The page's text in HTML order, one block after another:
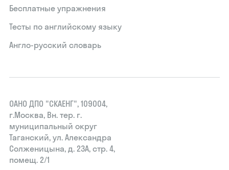
Бесплатные упражнения
Тесты по английскому языку
Англо-русский словарь
ОАНО ДПО "СКАЕНГ", 109004,
г.Москва, Вн. тер. г.
муниципальный округ
Таганский, ул. Александра
Солженицына, д. 23А, стр. 4,
помещ. 2/1